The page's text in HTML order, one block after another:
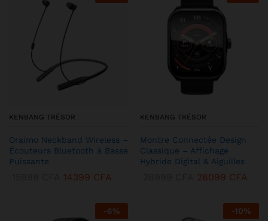
KENBANG TRÉSOR
Oraimo Neckband Wireless –
Écouteurs Bluetooth à Basse
Puissante
14399 CFA
KENBANG TRÉSOR
Montre Connectée Design
Classique – Affichage
Hybride Digital & Aiguilles
26099 CFA
-6% -10%